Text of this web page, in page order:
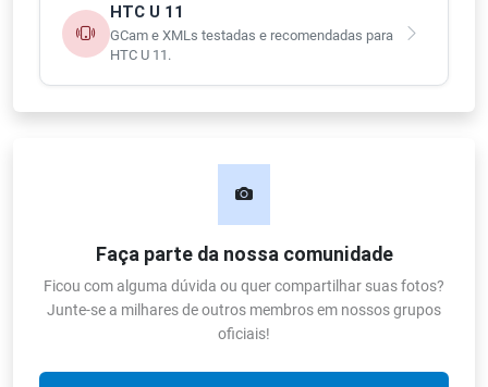
HTC U 11
GCam e XMLs testadas e recomendadas para
HTC U 11.
Faça parte da nossa comunidade
Ficou com alguma dúvida ou quer compartilhar suas fotos?
Junte-se a milhares de outros membros em nossos grupos
oficiais!